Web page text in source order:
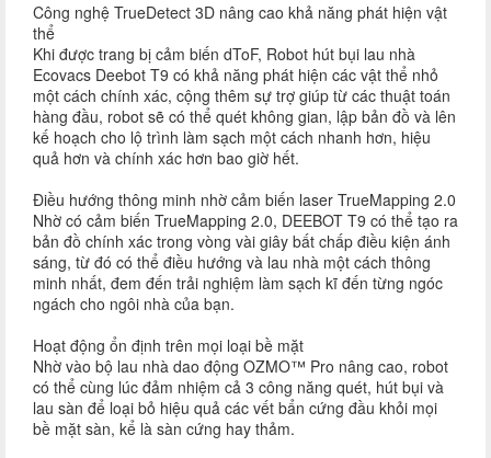
Công nghệ TrueDetect 3D nâng cao khả năng phát hiện vật
thể
Khi được trang bị cảm biến dToF, Robot hút bụi lau nhà
Ecovacs Deebot T9 có khả năng phát hiện các vật thể nhỏ
một cách chính xác, cộng thêm sự trợ giúp từ các thuật toán
hàng đầu, robot sẽ có thể quét không gian, lập bản đồ và lên
kế hoạch cho lộ trình làm sạch một cách nhanh hơn, hiệu
quả hơn và chính xác hơn bao giờ hết.
Điều hướng thông minh nhờ cảm biến laser TrueMapping 2.0
Nhờ có cảm biến TrueMapping 2.0, DEEBOT T9 có thể tạo ra
bản đồ chính xác trong vòng vài giây bất chấp điều kiện ánh
sáng, từ đó có thể điều hướng và lau nhà một cách thông
minh nhất, đem đến trải nghiệm làm sạch kĩ đến từng ngóc
ngách cho ngôi nhà của bạn.
Hoạt động ổn định trên mọi loại bề mặt
Nhờ vào bộ lau nhà dao động OZMO™ Pro nâng cao, robot
có thể cùng lúc đảm nhiệm cả 3 công năng quét, hút bụi và
lau sàn để loại bỏ hiệu quả các vết bẩn cứng đầu khỏi mọi
bề mặt sàn, kể là sàn cứng hay thảm.